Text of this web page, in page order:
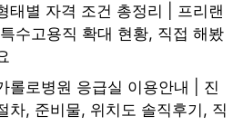
태별 자격 조건 총정리 | 프리랜
수고용직 확대 현황, 직접 해봤
롤로병원 응급실 이용안내 | 진
차, 준비물, 위치도 솔직후기, 직